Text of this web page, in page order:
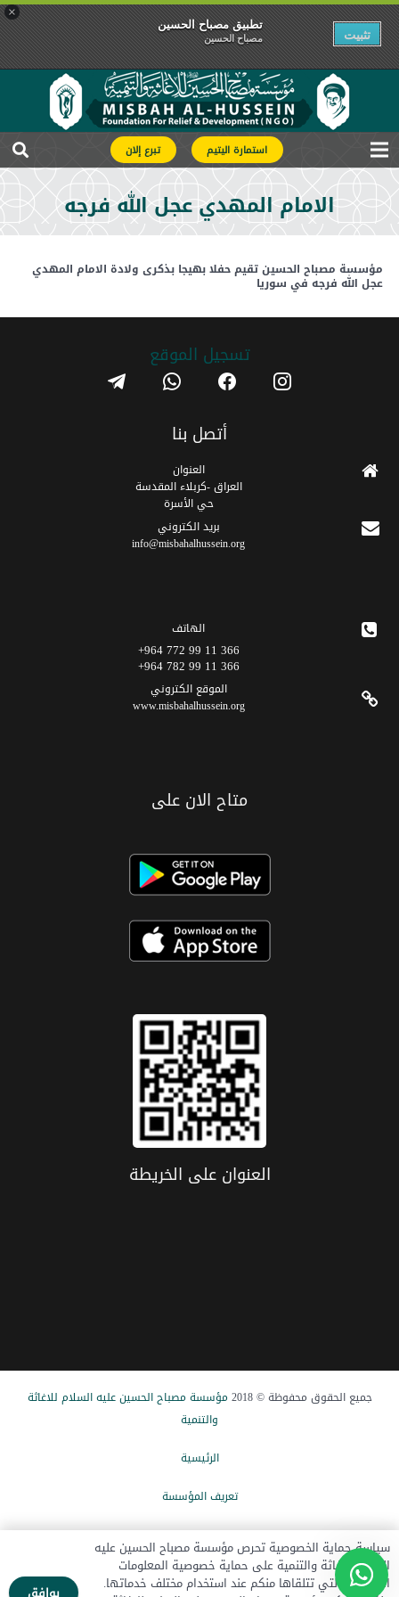
×
تطبیق مصباح الحسین
مصباح الحسین تثبیت
استمارة اليتيم تبرع إلان
الامام المهدي عجل الله فرجه
مؤسسة مصباح الحسين تقيم حفلا بهيجا بذكرى ولادة الامام المهدي
عجل الله فرجه في سوريا
تسجیل الموقع instagram
facebook
whatsapp
telegram
أتصل بنا
العنوان
العراق -كربلاء المقدسة
حي الأسرة
برید الکتروني
info@misbahalhussein.org
الهاتف
366 11 99 772 964+
366 11 99 782 964+
الموقع الکتروني
www.misbahalhussein.org
متاح الان على
العنوان علی الخریطة
جميع الحقوق محفوظة © 2018
مؤسسة مصباح الحسین علیه السلام للاغاثة
والتنمیة
الرئيسیة
تعریف المؤسسة
الاخبار
تبرع الآن
سياسة حماية الخصوصية تحرص مؤسسة مصباح الحسين عليه
السلام للإغاثة والتنمية على حماية خصوصية المعلومات
الشخصية التي تتلقاها منكم عند استخدام مختلف خدماتها.
يوافق